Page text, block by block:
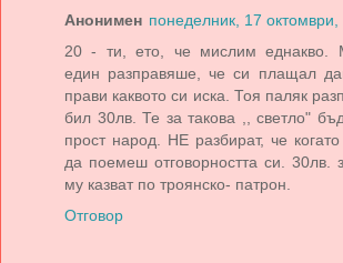
Анонимен понеделник, 17 октомври,
20 - ти, ето, че мислим еднакво.
един разправяше, че си плащал
прави каквото си иска. Тоя паляк
бил 30лв. Те за такова ,, светло"
прост народ. НЕ разбират, че
да поемеш отговорността си. 30лв.
му казват по троянско- патрон.
Отговор